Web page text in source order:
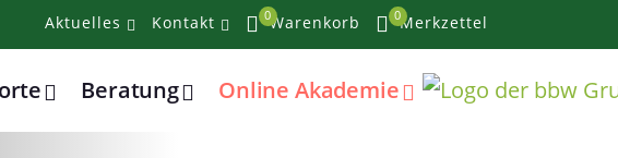
Aktuelles Kontakt 0Warenkorb 0Merkzettel
Beratung Online Akademie